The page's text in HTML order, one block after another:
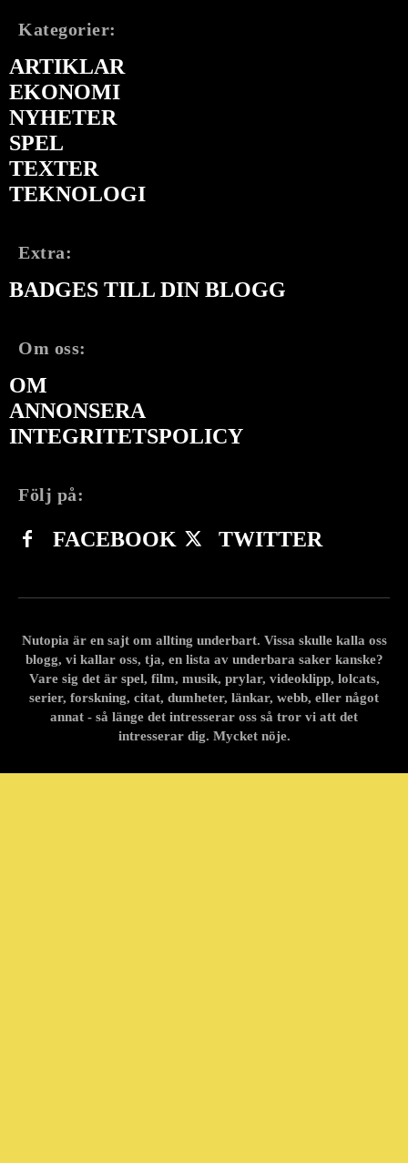
Kategorier:
ARTIKLAR
EKONOMI
NYHETER
SPEL
TEXTER
TEKNOLOGI
Extra:
BADGES TILL DIN BLOGG
Om oss:
OM
ANNONSERA
INTEGRITETSPOLICY
Följ på:
FACEBOOK TWITTER
Nutopia är en sajt om allting underbart. Vissa skulle kalla oss
blogg, vi kallar oss, tja, en lista av underbara saker kanske?
Vare sig det är spel, film, musik, prylar, videoklipp, lolcats,
serier, forskning, citat, dumheter, länkar, webb, eller något
annat - så länge det intresserar oss så tror vi att det
intresserar dig. Mycket nöje.